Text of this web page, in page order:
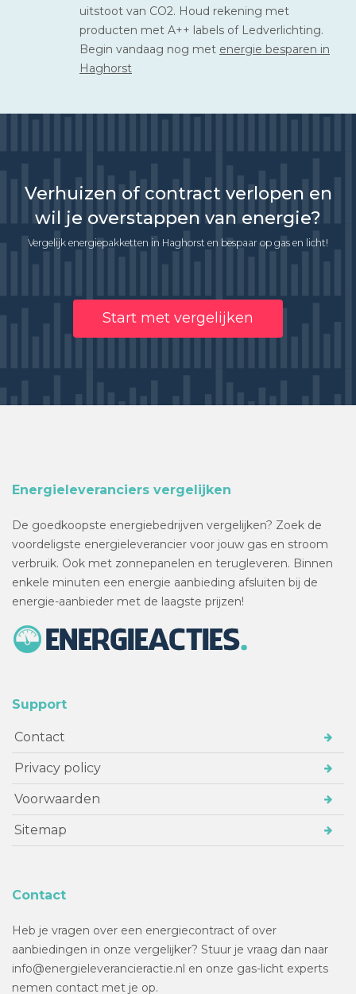
uitstoot van CO2. Houd rekening met
producten met A++ labels of Ledverlichting.
Begin vandaag nog met energie besparen in
Haghorst
Verhuizen of contract verlopen en
wil je overstappen van energie?
Vergelijk energiepakketten in Haghorst en bespaar op gas en licht!
Start met vergelijken
Energieleveranciers vergelijken
De goedkoopste energiebedrijven vergelijken? Zoek de
voordeligste energieleverancier voor jouw gas en stroom
verbruik. Ook met zonnepanelen en terugleveren. Binnen
enkele minuten een energie aanbieding afsluiten bij de
energie-aanbieder met de laagste prijzen!
Support
Contact
Privacy policy
Voorwaarden
Sitemap
Contact
Heb je vragen over een energiecontract of over
aanbiedingen in onze vergelijker? Stuur je vraag dan naar
info@energieleverancieractie.nl en onze gas-licht experts
nemen contact met je op.